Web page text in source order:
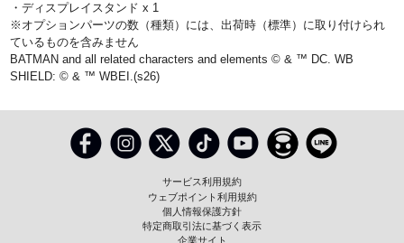
・ディスプレイスタンド x 1
※オプションパーツの数（種類）には、出荷時（標準）に取り付けられ
ているものを含みません
BATMAN and all related characters and elements © & ™ DC. WB
SHIELD: © & ™ WBEI.(s26)
サービス利用規約
ウェブポイント利用規約
個人情報保護方針
特定商取引法に基づく表示
企業サイト